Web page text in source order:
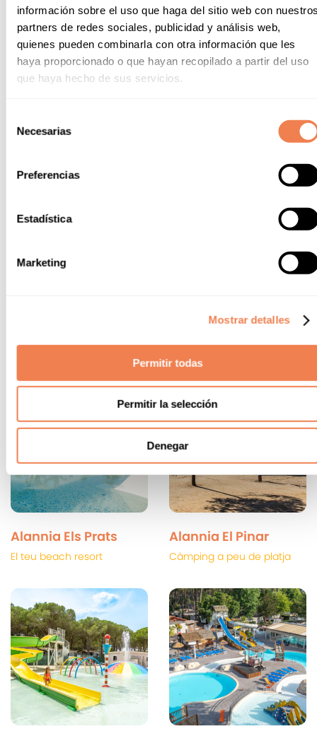
información sobre el uso que haga del sitio web con
partners de redes sociales, publicidad y análisis web,
quienes pueden combinarla con otra información que les
haya proporcionado o que hayan recopilado a partir del uso
que haya hecho de sus servicios.
Necesarias
Preferencias
Estadística
Marketing
Mostrar detalles
Permitir todas
Permitir la selección
Denegar
Hotel Alannia Salou
El teu oasi a la ciutat
Alannia Costa
Blanca
100% Diversió, 100%
muntanya
Alannia Els Prats
El teu beach resort
Alannia El Pinar
Càmping a peu de platja